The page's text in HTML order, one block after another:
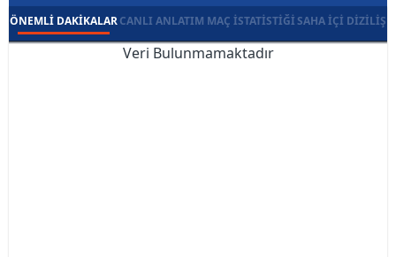
ÖNEMLI DAKIKALARCANLI ANLATIM MAÇ İSTATISTIĞISAHA İÇI DIZILIŞ
Veri Bulunmamaktadır